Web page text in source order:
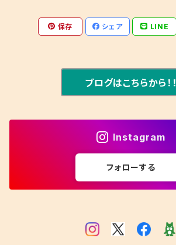
保存 シェア LINE
ブログはこちらから！！
Instagram
フォローする